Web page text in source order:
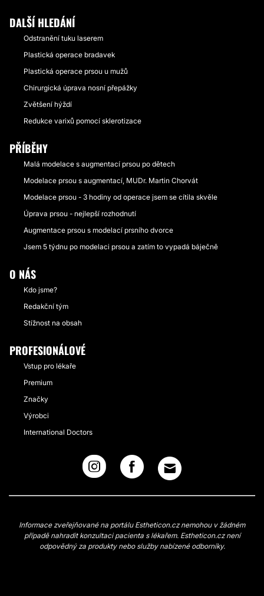
DALŠÍ HLEDÁNÍ
Odstranění tuku laserem
Plastická operace bradavek
Plastická operace prsou u mužů
Chirurgická úprava nosní přepážky
Zvětšení hýždí
Redukce varixů pomocí sklerotizace
PŘÍBĚHY
Malá modelace s augmentací prsou po dětech
Modelace prsou s augmentací, MUDr. Martin Chorvát
Modelace prsou - 3 hodiny od operace jsem se cítila skvěle
Úprava prsou - nejlepší rozhodnutí
Augmentace prsou s modelací prsního dvorce
Jsem 5 týdnu po modelaci prsou a zatím to vypadá báječně
O NÁS
Kdo jsme?
Redakční tým
Stížnost na obsah
PROFESIONÁLOVÉ
Vstup pro lékaře
Premium
Značky
Výrobci
International Doctors
Informace zveřejňované na portálu Estheticon.cz nemohou v žádném
případě nahradit konzultaci pacienta s lékařem. Estheticon.cz není
odpovědný za produkty nebo služby nabízené odborníky.